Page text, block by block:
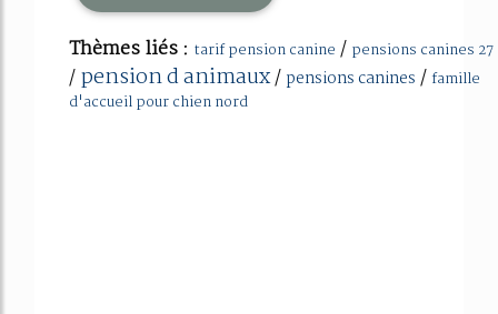
Thèmes liés : tarif pension canine / pensions canines 27
/pension d animaux/ pensions canines /famille
d'accueil pour chien nord